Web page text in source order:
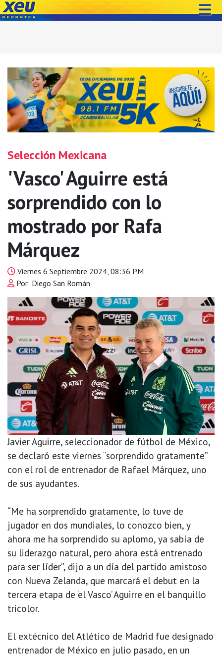
Selección Mexicana
'Vasco' Aguirre está
sorprendido con lo
mostrado por Rafa
Márquez
Viernes 6 Septiembre 2024, 08:36 PM
Por: Diego San Román
Javier Aguirre, seleccionador de fútbol de México,
se declaró este viernes “sorprendido gratamente”
con el rol de entrenador de Rafael Márquez, uno
de sus ayudantes.
“Me ha sorprendido gratamente, lo tuve de
jugador en dos mundiales, lo conozco bien, y
ahora me ha sorprendido su aplomo, ya sabía de
su liderazgo natural, pero ahora está entrenado
para ser líder”, dijo a un día del partido amistoso
con Nueva Zelanda, que marcará el debut en la
tercera etapa de ‘el Vasco’ Aguirre en el banquillo
tricolor.
El extécnico del Atlético de Madrid fue designado
entrenador de México en julio pasado, en un